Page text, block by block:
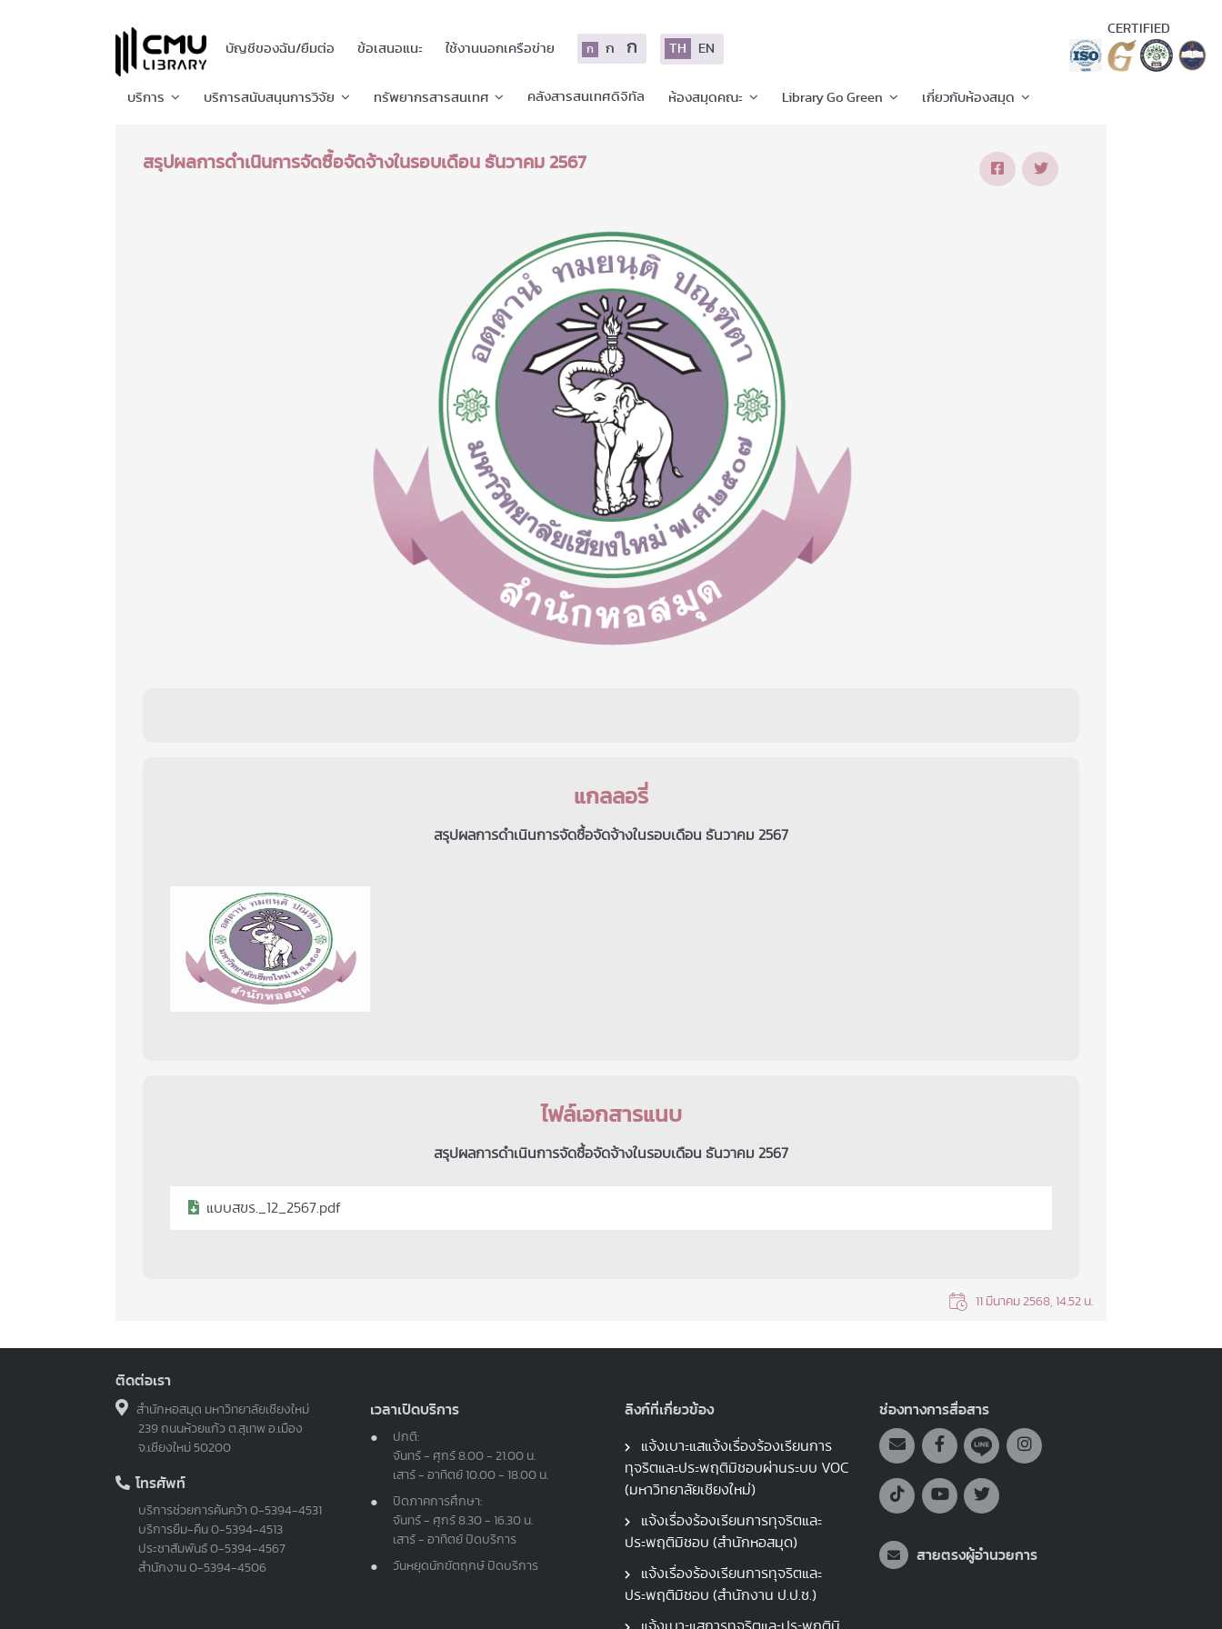
บัญชีของฉัน/ยืมต่อ ข้อเสนอแนะ ใช้งานนอกเครือข่าย ก ก ก TH EN
บริการ บริการสนับสนุนการวิจัย ทรัพยากรสารสนเทศ คลังสารสนเทศดิจิทัล ห้องสมุดคณะ Library Go Green เกี่ยวกับห้องสมุด
CERTIFIED
สรุปผลการดำเนินการจัดซื้อจัดจ้างในรอบเดือน ธันวาคม 2567
แกลลอรี่
สรุปผลการดำเนินการจัดซื้อจัดจ้างในรอบเดือน ธันวาคม 2567
ไฟล์เอกสารแนบ
สรุปผลการดำเนินการจัดซื้อจัดจ้างในรอบเดือน ธันวาคม 2567
แบบสขร._12_2567.pdf
11 มีนาคม 2568, 14.52 น.
ติดต่อเรา
สำนักหอสมุด มหาวิทยาลัยเชียงใหม่
239 ถนนห้วยแก้ว ต.สุเทพ อ.เมือง
จ.เชียงใหม่ 50200
โทรศัพท์
บริการช่วยการค้นคว้า 0-5394-4531
บริการยืม-คืน 0-5394-4513
ประชาสัมพันธ์ 0-5394-4567
สำนักงาน 0-5394-4506
เวลาเปิดบริการ
ปกติ:
จันทร์ - ศุกร์ 8.00 - 21.00 น.
เสาร์ - อาทิตย์ 10.00 - 18.00 น.
ปิดภาคการศึกษา:
จันทร์ - ศุกร์ 8.30 - 16.30 น.
เสาร์ - อาทิตย์ ปิดบริการ
วันหยุดนักขัตฤกษ์ ปิดบริการ
ลิงก์ที่เกี่ยวข้อง
แจ้งเบาะแสแจ้งเรื่องร้องเรียนการ
ทุจริตและประพฤติมิชอบผ่านระบบ VOC
(มหาวิทยาลัยเชียงใหม่)
แจ้งเรื่องร้องเรียนการทุจริตและ
ประพฤติมิชอบ (สำนักหอสมุด)
แจ้งเรื่องร้องเรียนการทุจริตและ
ประพฤติมิชอบ (สำนักงาน ป.ป.ช.)
ช่องทางการสื่อสาร
สายตรงผู้อำนวยการ